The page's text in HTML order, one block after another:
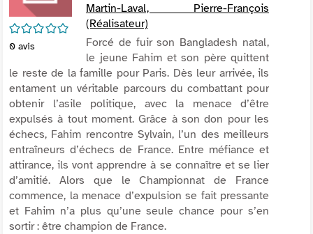
/5
0 avis
Martin-Laval, Pierre-François
(Réalisateur)
Forcé de fuir son Bangladesh natal,
le jeune Fahim et son père quittent
le reste de la famille pour Paris. Dès leur arrivée, ils
entament un véritable parcours du combattant pour
obtenir l’asile politique, avec la menace d’être
expulsés à tout moment. Grâce à son don pour les
échecs, Fahim rencontre Sylvain, l’un des meilleurs
entraîneurs d’échecs de France. Entre méfiance et
attirance, ils vont apprendre à se connaître et se lier
d’amitié. Alors que le Championnat de France
commence, la menace d’expulsion se fait pressante
et Fahim n’a plus qu’une seule chance pour s’en
sortir : être champion de France.